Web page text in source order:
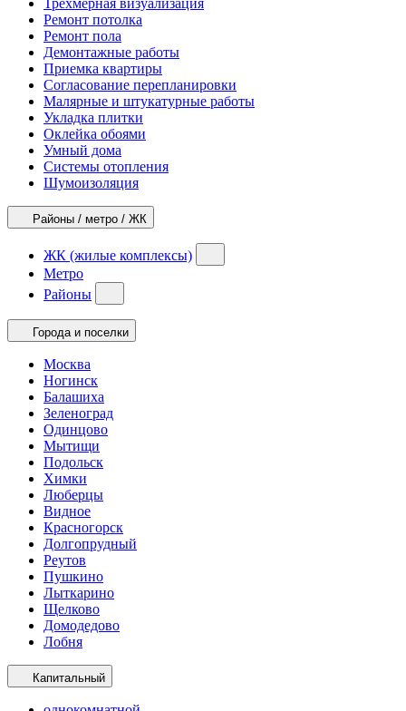
Трехмерная визуализация
Ремонт потолка
Ремонт пола
Демонтажные работы
Приемка квартиры
Согласование перепланировки
Малярные и штукатурные работы
Укладка плитки
Оклейка обоями
Умный дома
Системы отопления
Шумоизоляция
Районы / метро / ЖК
ЖК (жилые комплексы)
Метро
Районы
Города и поселки
Москва
Ногинск
Балашиха
Зеленоград
Одинцово
Мытищи
Подольск
Химки
Люберцы
Видное
Красногорск
Долгопрудный
Реутов
Пушкино
Лыткарино
Щелково
Домодедово
Лобня
Капитальный